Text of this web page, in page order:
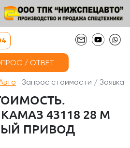
/ ОТВЕТ
Запрос стоимости / Заявка
43118 28 М
ПРИВОД